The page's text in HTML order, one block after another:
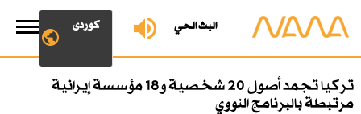
البث الحي کوردی
تركيا تجمد أصول 20 شخصية و18 مؤسسة إيرانية
مرتبطة بالبرنامج النووي